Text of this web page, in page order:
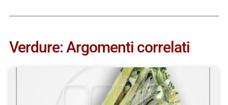
Verdure: Argomenti correlati